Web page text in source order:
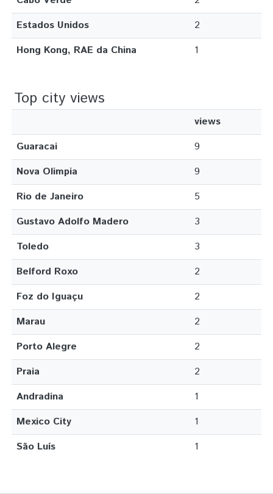
Estados Unidos
2
Hong Kong, RAE da China
1
Top city views
views
Guaracai
9
Nova Olimpia
9
Rio de Janeiro
5
Gustavo Adolfo Madero
3
Toledo
3
Belford Roxo
2
Foz do Iguaçu
2
Marau
2
Porto Alegre
2
Praia
2
Andradina
1
Mexico City
1
São Luís
1